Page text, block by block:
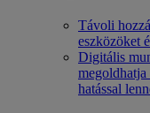
Távoli
eszközöket
Digitális
hatással